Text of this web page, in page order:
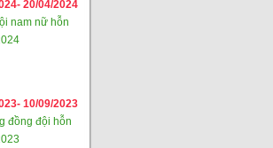
20/04/2024
nam nữ hỗn
10/09/2023
đồng đội hỗn